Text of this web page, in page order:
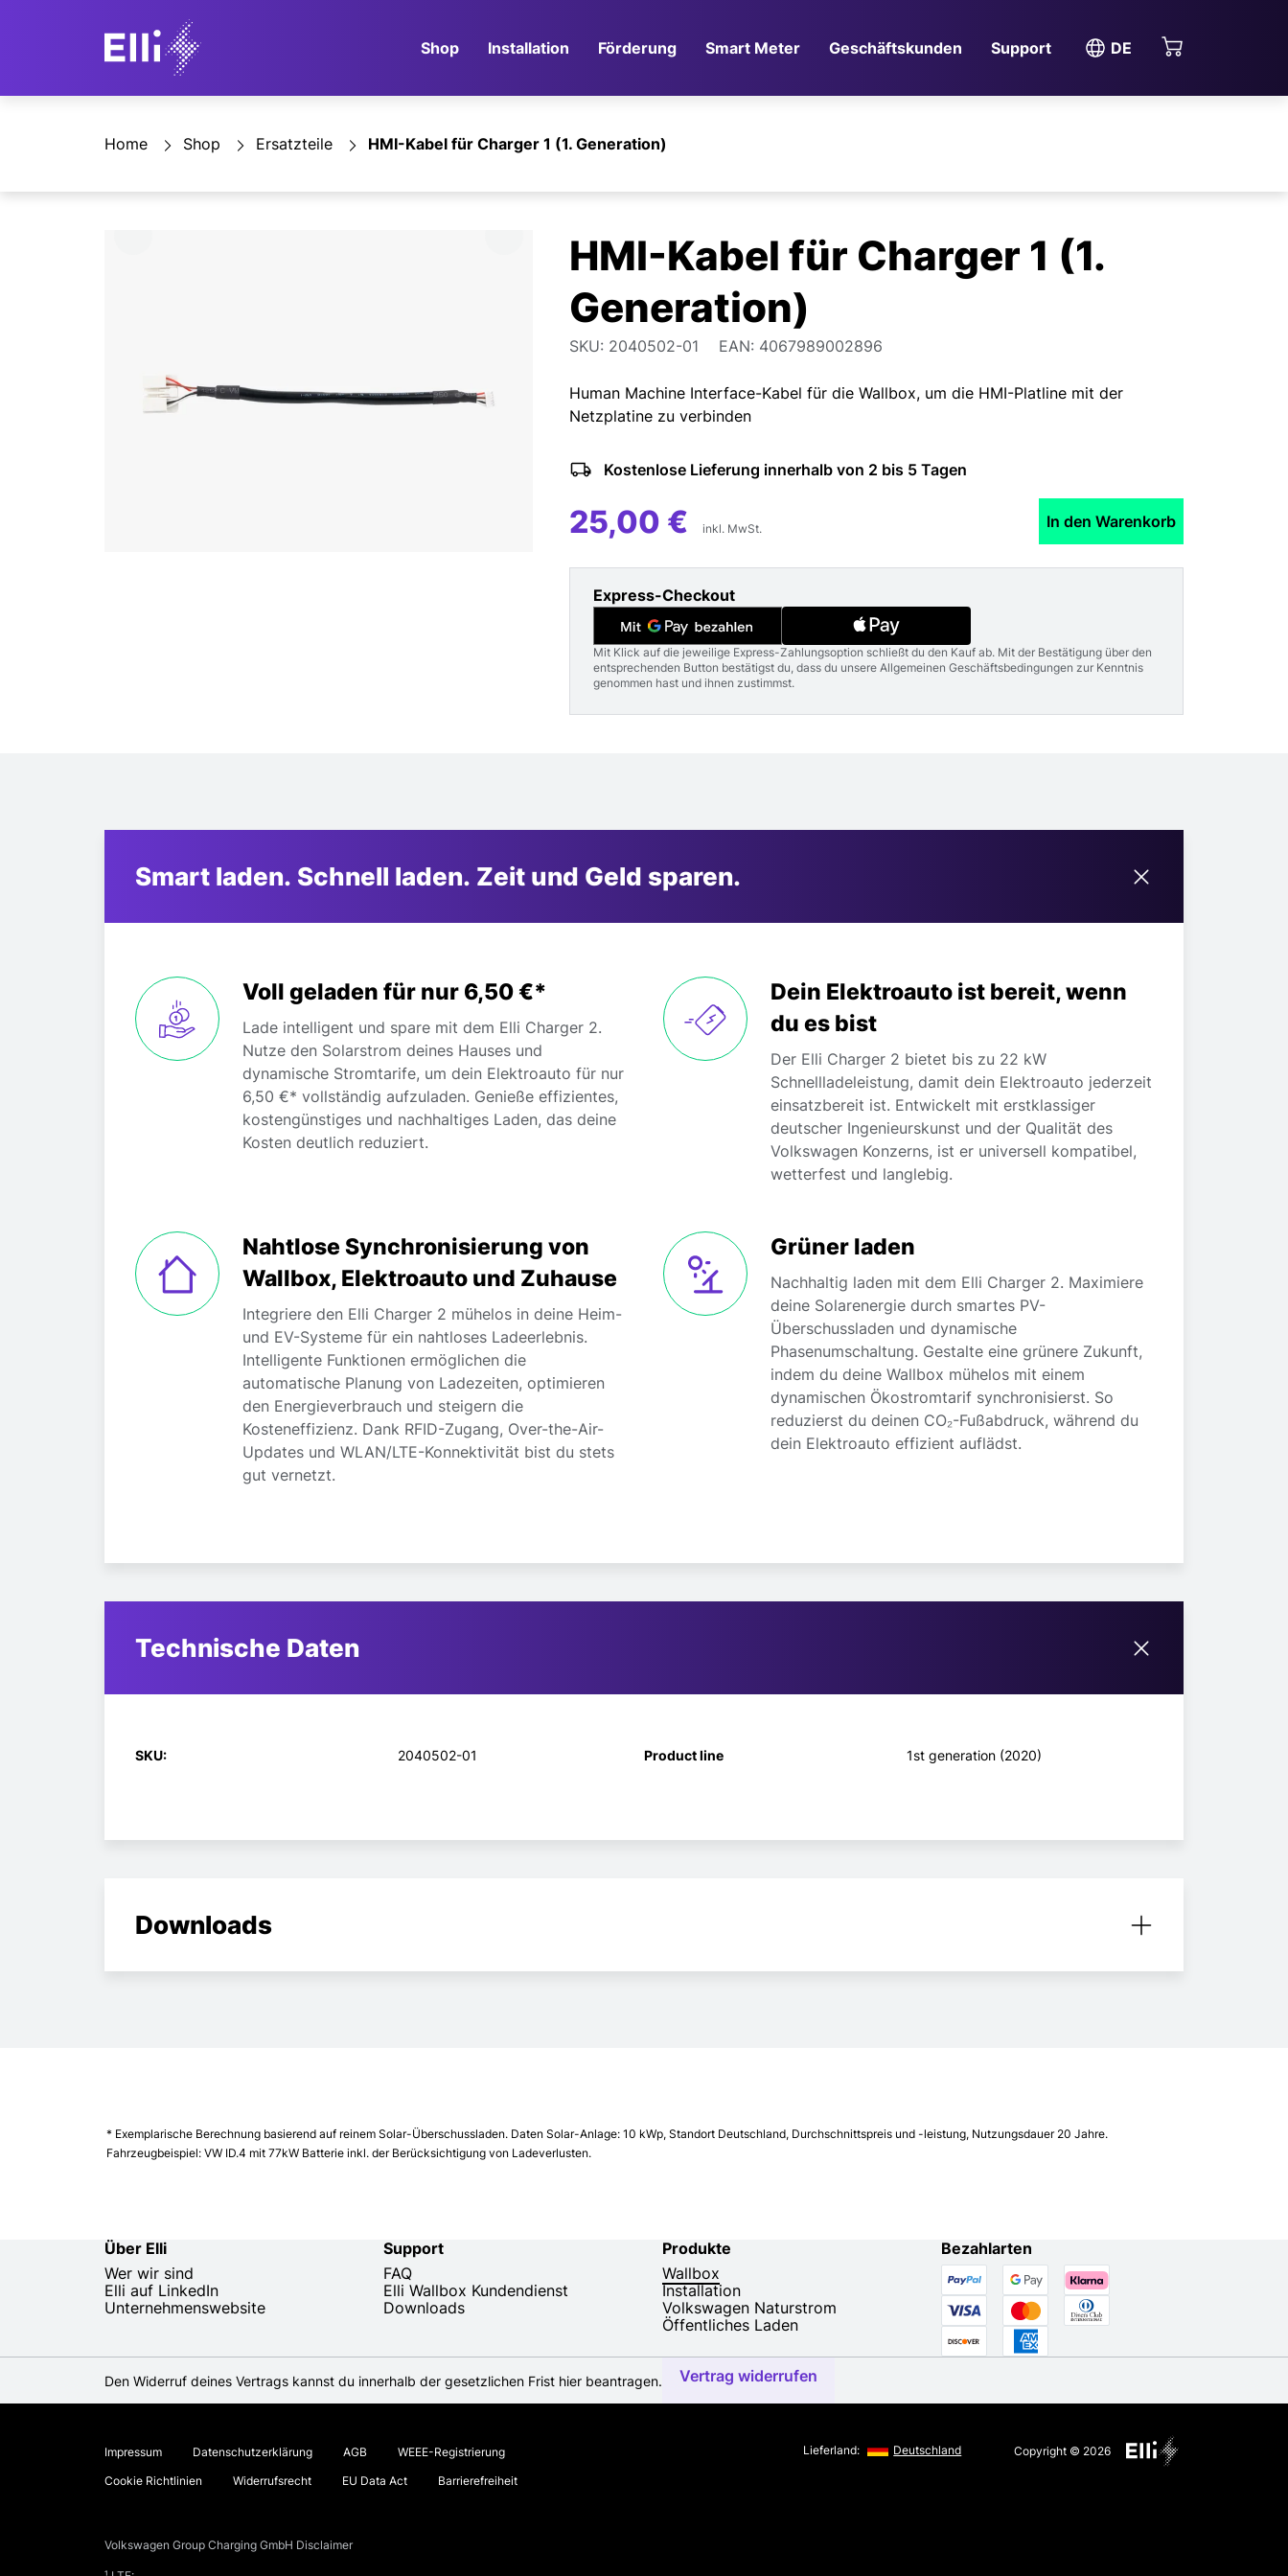
Shop Installation Förderung Smart Meter Geschäftskunden Support DE
Home Shop Ersatzteile HMI-Kabel für Charger 1 (1. Generation)
HMI-Kabel für Charger 1 (1.
Generation)
SKU: 2040502-01 EAN: 4067989002896
Human Machine Interface-Kabel für die Wallbox, um die HMI-Platline mit der
Netzplatine zu verbinden
Kostenlose Lieferung innerhalb von 2 bis 5 Tagen
25,00 € inkl. MwSt. In den Warenkorb
Express-Checkout
Mit Klick auf die jeweilige Express-Zahlungsoption schließt du den Kauf ab. Mit der Bestätigung über den
entsprechenden Button bestätigst du, dass du unsere Allgemeinen Geschäftsbedingungen zur Kenntnis
genommen hast und ihnen zustimmst.
Smart laden. Schnell laden. Zeit und Geld sparen.
Voll geladen für nur 6,50 €*
Lade intelligent und spare mit dem Elli Charger 2.
Nutze den Solarstrom deines Hauses und
dynamische Stromtarife, um dein Elektroauto für nur
6,50 €* vollständig aufzuladen. Genieße effizientes,
kostengünstiges und nachhaltiges Laden, das deine
Kosten deutlich reduziert.
Dein Elektroauto ist bereit, wenn
du es bist
Der Elli Charger 2 bietet bis zu 22 kW
Schnellladeleistung, damit dein Elektroauto jederzeit
einsatzbereit ist. Entwickelt mit erstklassiger
deutscher Ingenieurskunst und der Qualität des
Volkswagen Konzerns, ist er universell kompatibel,
wetterfest und langlebig.
Nahtlose Synchronisierung von
Wallbox, Elektroauto und Zuhause
Integriere den Elli Charger 2 mühelos in deine Heim-
und EV-Systeme für ein nahtloses Ladeerlebnis.
Intelligente Funktionen ermöglichen die
automatische Planung von Ladezeiten, optimieren
den Energieverbrauch und steigern die
Kosteneffizienz. Dank RFID-Zugang, Over-the-Air-
Updates und WLAN/LTE-Konnektivität bist du stets
gut vernetzt.
Grüner laden
Nachhaltig laden mit dem Elli Charger 2. Maximiere
deine Solarenergie durch smartes PV-
Überschussladen und dynamische
Phasenumschaltung. Gestalte eine grünere Zukunft,
indem du deine Wallbox mühelos mit einem
dynamischen Ökostromtarif synchronisierst. So
reduzierst du deinen CO₂-Fußabdruck, während du
dein Elektroauto effizient auflädst.
Technische Daten
SKU: 2040502-01 Product line 1st generation (2020)
Downloads
* Exemplarische Berechnung basierend auf reinem Solar-Überschussladen. Daten Solar-Anlage: 10 kWp, Standort Deutschland, Durchschnittspreis und -leistung, Nutzungsdauer 20 Jahre.
Fahrzeugbeispiel: VW ID.4 mit 77kW Batterie inkl. der Berücksichtigung von Ladeverlusten.
Über Elli
Wer wir sind
Elli auf LinkedIn
Unternehmenswebsite
Support
FAQ
Elli Wallbox Kundendienst
Downloads
Produkte
Wallbox
Installation
Volkswagen Naturstrom
Öffentliches Laden
Bezahlarten
Den Widerruf deines Vertrags kannst du innerhalb der gesetzlichen Frist hier beantragen. Vertrag widerrufen
Impressum Datenschutzerklärung AGB
WEEE-Registrierung
Cookie Richtlinien
Widerrufsrecht EU Data Act Barrierefreiheit
Lieferland: Deutschland Copyright © 2026
Volkswagen Group Charging GmbH Disclaimer